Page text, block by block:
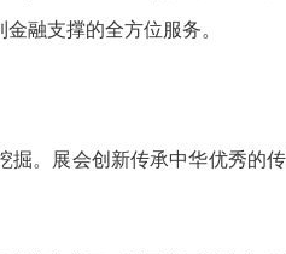
融支撑的全方位服务。
。展会创新传承中华优秀的